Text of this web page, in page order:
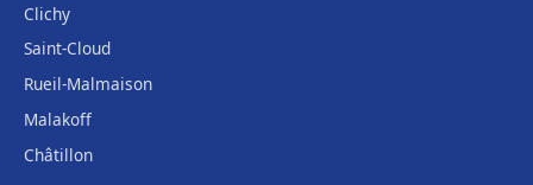
Clichy
Saint-Cloud
Rueil-Malmaison
Malakoff
Châtillon